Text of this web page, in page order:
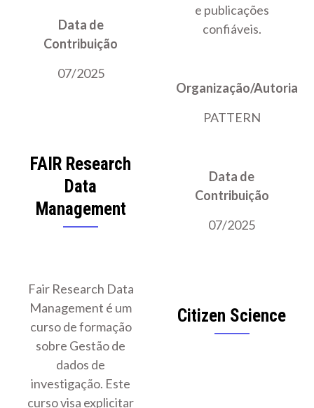
Data de
Contribuição
07/2025
e publicações
confiáveis.
Organização/Autoria
PATTERN
Data de
Contribuição
07/2025
FAIR Research
Data
Management
Fair Research Data
Management é um
curso de formação
sobre Gestão de
dados de
investigação. Este
curso visa explicitar
Citizen Science